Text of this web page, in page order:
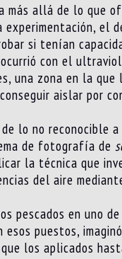
más allá de lo
el
si tenían
con el
una zona en la
aislar por
lo no reconocible
de fotografía de
la técnica que
del aire
pescados en uno
puestos,
los aplicados